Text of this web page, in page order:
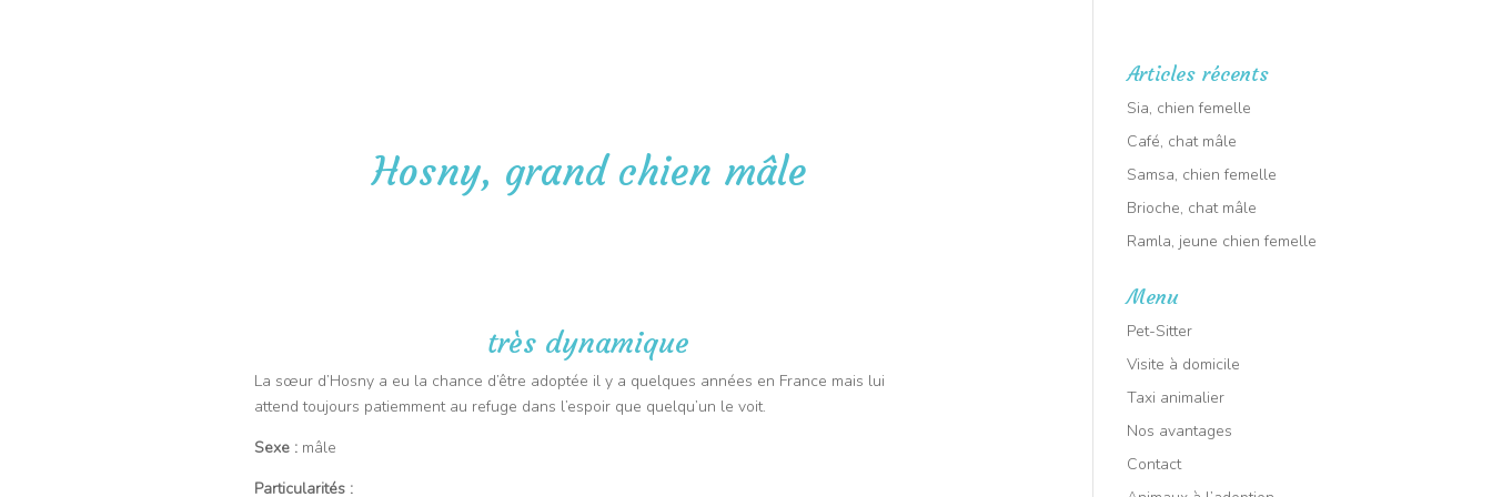
Hosny, grand chien mâle
très dynamique
La sœur d’Hosny a eu la chance d’être adoptée il y a quelques années en France mais lui
attend toujours patiemment au refuge dans l’espoir que quelqu’un le voit.
Sexe : mâle
Particularités :
Articles récents
Sia, chien femelle
Café, chat mâle
Samsa, chien femelle
Brioche, chat mâle
Ramla, jeune chien femelle
Menu
Pet-Sitter
Visite à domicile
Taxi animalier
Nos avantages
Contact